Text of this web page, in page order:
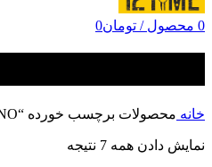
0 محصول / تومان0
خانه محصولات برچسب خورده “OCEANIA CHRONO”
نمایش دادن همه 7 نتیجه